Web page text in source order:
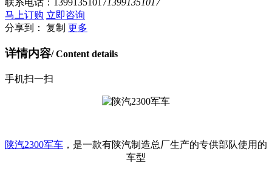
马上订购 立即咨询
分享到：
复制 更多
详情内容/ Content details
手机扫一扫
陕汽2300军车 ，是一款有陕汽制造总厂生产的专供部队使用的
车型